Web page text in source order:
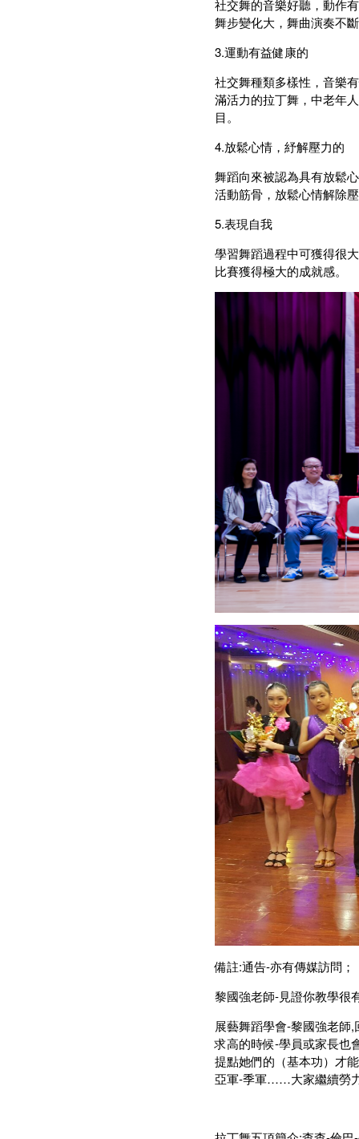
社交舞的音樂好聽，動作
舞步變化大，舞曲演奏不
3.運動有益健康的
社交舞種類多樣性，音樂
滿活力的拉丁舞，中老年
目。
4.放鬆心情，紓解壓力的
舞蹈向來被認為具有放鬆
活動筋骨，放鬆心情解除
5.表現自我
學習舞蹈過程中可獲得很
比賽獲得極大的成就感。
備註:通告-亦有傳媒訪問；
黎國強老師-見證你教學很
展藝舞蹈學會-黎國強老
求高的時候-學員或家長也
提點她們的（基本功）才
亞軍-季軍……大家繼續勞